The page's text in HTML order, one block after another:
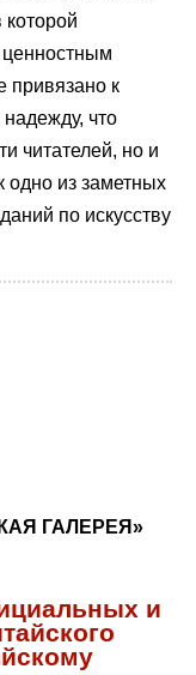
которой
привязано к
что
читателей, но и
одно из заметных
по искусству
ГАЛЕРЕЯ»
и